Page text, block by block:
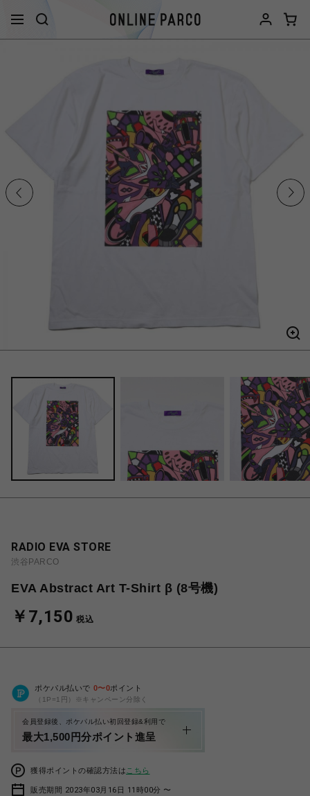
RADIO EVA STORE
渋谷PARCO
EVA Abstract Art T-Shirt β (8号機)
￥7,150 税込
ポケパル払いで 0〜0ポイント
（1P=1円）※キャンペーン分除く
会員登録後、ポケパル払い初回登録&利用で
最大1,500円分ポイント進呈
獲得ポイントの確認方法は こちら
販売期間 2023年03月16日 11時00分 〜